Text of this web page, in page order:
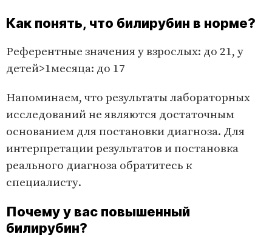
Как понять, что билирубин в норме?
Референтные значения у взрослых: до 21, у
детей>1месяца: до 17
Напоминаем, что результаты лабораторных
исследований не являются достаточным
основанием для постановки диагноза. Для
интерпретации результатов и постановка
реального диагноза обратитесь к
специалисту.
Почему у вас повышенный
билирубин?